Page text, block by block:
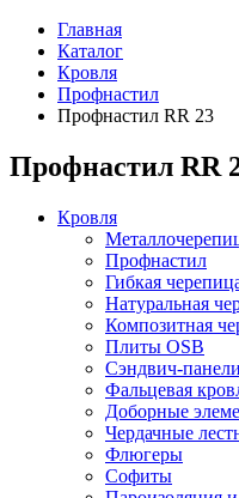
Главная
Каталог
Кровля
Профнастил
Профнастил RR 23
Профнастил RR
Кровля
Профнастил
Гибкая
Натуральная
Композитная
Плиты OSB
Сэндвич-панели
Фальцевая
Доборные
Чердачные
Флюгеры
Софиты